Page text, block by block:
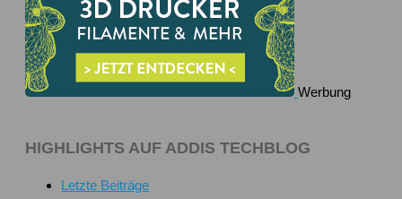
Werbung
HIGHLIGHTS AUF ADDIS TECHBLOG
Letzte Beiträge